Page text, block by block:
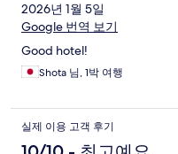
2026년 1월 5일
Google 번역 보기
Good hotel!
Shota 님, 1박 여행
실제 이용 고객 후기